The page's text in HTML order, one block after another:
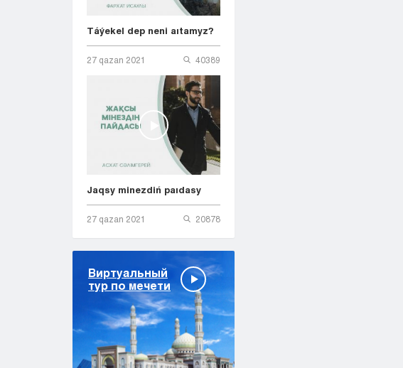
Táýekel dep neni aıtamyz?
27 qazan 2021 40389
Jaqsy minezdiń paıdasy
27 qazan 2021 20878
Виртуальный
тур по мечети